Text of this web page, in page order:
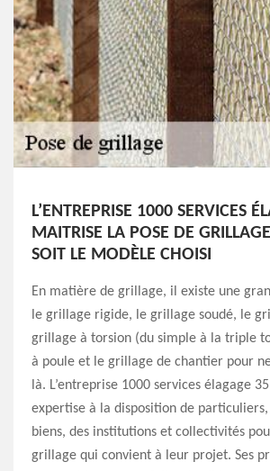
L’ENTREPRISE 1000 SERVICES
MAITRISE LA POSE DE
SOIT LE MODÈLE CHOISI
En matière de grillage, il existe une
le grillage rigide, le grillage soudé, le
grillage à torsion (du simple à la triple
à poule et le grillage de chantier pour
là. L’entreprise 1000 services élagage
expertise à la disposition de
biens, des institutions et collectivités
grillage qui convient à leur projet. Ses